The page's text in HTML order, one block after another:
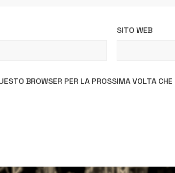
SITO WEB
BROWSER PER LA PROSSIMA VOLTA